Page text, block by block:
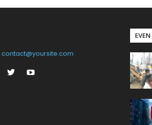
contact@yoursite.com